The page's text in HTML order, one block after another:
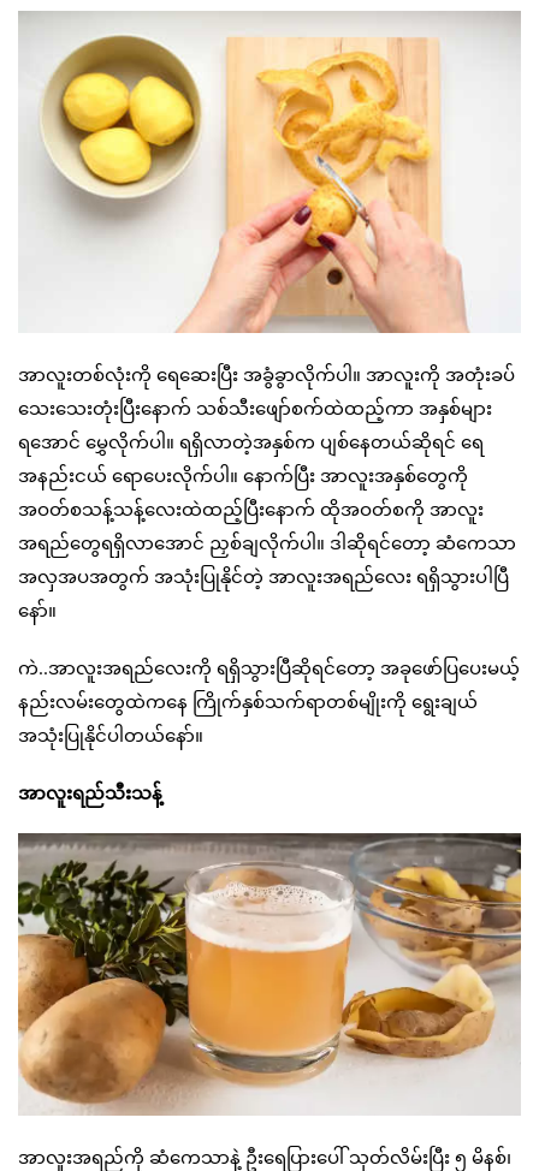
အာလူးတစ်လုံးကို ရေဆေးပြီး အခွံခွာလိုက်ပါ။ အာလူးကို အတုံးခပ်
သေးသေးတုံးပြီးနောက် သစ်သီးဖျော်စက်ထဲထည့်ကာ အနှစ်များ
ရအောင် မွှေလိုက်ပါ။ ရရှိလာတဲ့အနှစ်က ပျစ်နေတယ်ဆိုရင် ရေ
အနည်းငယ် ရောပေးလိုက်ပါ။ နောက်ပြီး အာလူးအနှစ်တွေကို
အဝတ်စသန့်သန့်လေးထဲထည့်ပြီးနောက် ထိုအဝတ်စကို အာလူး
အရည်တွေရရှိလာအောင် ညှစ်ချလိုက်ပါ။ ဒါဆိုရင်တော့ ဆံကေသာ
အလှအပအတွက် အသုံးပြုနိုင်တဲ့ အာလူးအရည်လေး ရရှိသွားပါပြီ
နော်။
ကဲ..အာလူးအရည်လေးကို ရရှိသွားပြီဆိုရင်တော့ အခုဖော်ပြပေးမယ့်
နည်းလမ်းတွေထဲကနေ ကြိုက်နှစ်သက်ရာတစ်မျိုးကို ရွေးချယ်
အသုံးပြုနိုင်ပါတယ်နော်။
အာလူးရည်သီးသန့်
အာလူးအရည်ကို ဆံကေသာနဲ့ ဦးရေပြားပေါ် သုတ်လိမ်းပြီး ၅ မိနစ်၊